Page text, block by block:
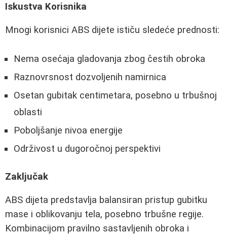
Iskustva Korisnika
Mnogi korisnici ABS dijete ističu sledeće prednosti:
Nema osećaja gladovanja zbog čestih obroka
Raznovrsnost dozvoljenih namirnica
Osetan gubitak centimetara, posebno u trbušnoj
oblasti
Poboljšanje nivoa energije
Održivost u dugoročnoj perspektivi
Zaključak
ABS dijeta predstavlja balansiran pristup gubitku
mase i oblikovanju tela, posebno trbušne regije.
Kombinacijom pravilno sastavljenih obroka i